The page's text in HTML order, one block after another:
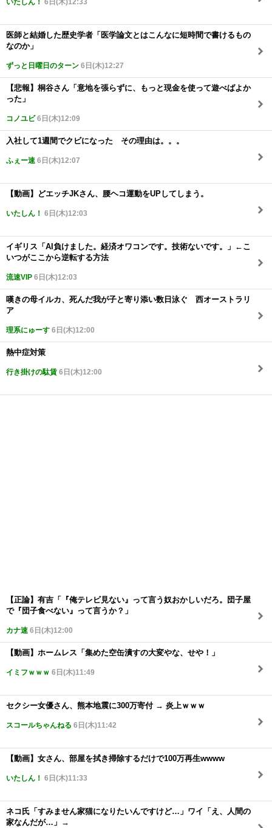
いたしん！ 6日(木)12:33
医師と結婚した歴史学者「医学論文とはこんなに短時間で書けるもの
なのか」
ずっと日曜日のターン 6日(木)12:27
【悲報】桐谷さん「意地を張らずに、もっと現金を使って遊べばよか
った」
コノユビ6日(木)12:09
入社して1週間でクビになった その理由は。。。
ふぇー速 6日(木)12:07
【動画】どエッチJKさん、腰ヘコ運動をUPしてしまう。
いたしん！ 6日(木)12:03
イギリス「AI負けました。経済オワコンです。技術ないです。」←こ
いつがここから逆転する方法
流速VIP 6日(木)12:03
嘆きの母イルカ、死んだ我が子と寄り添い数日泳ぐ 西オーストラリ
ア
理系にゅーす 6日(木)12:00
熱中症対策
行き掛けの駄賃 6日(木)12:00
【正論】有吉「『俺テレビ見ない』って言う奴おかしいだろ。団子屋
で『団子食べない』って言うか？」
カナ速 6日(木)12:00
【動画】ホームレス「集めた空缶潰すの大変やな、せや！」
イミフｗｗｗ 6日(木)11:49
セクシー女優さん、熊本地震に300万寄付 → 炎上ｗｗｗ
スコールちゃんねる 6日(木)11:42
【動画】女さん、部屋を拭き掃除するだけで100万再生wwww
いたしん！ 6日(木)11:33
ネコ氏「すみません家猫になりたいんですけど…」ワイ「え、人間の
家なんだが…」→